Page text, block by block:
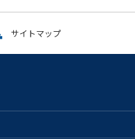
サイトマップ